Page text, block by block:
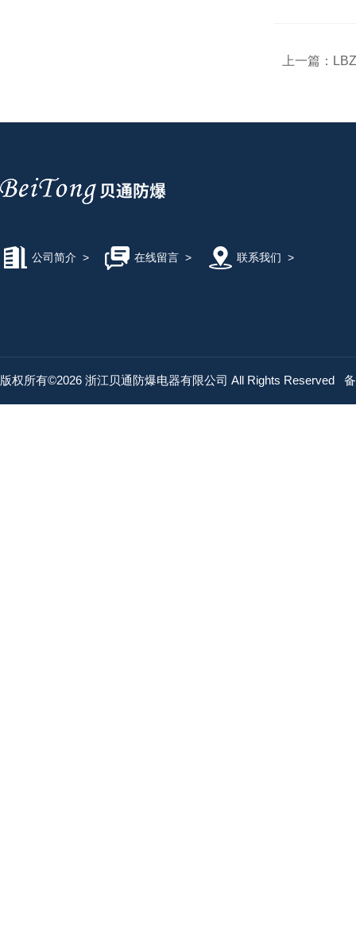
上一篇：
公司简介 > 在线留言> 联系我们 >
版权所有©2026 浙江贝通防爆电器有限公司 All Rights Reserved